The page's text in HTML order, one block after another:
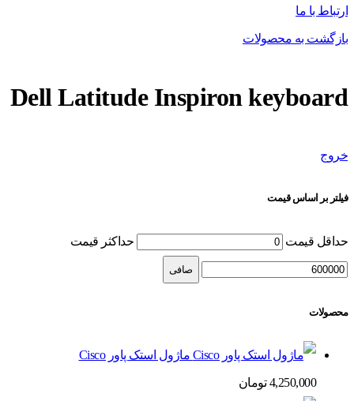
ارتباط با ما
بازگشت به محصولات
Dell Latitude Inspiron keyboard
خروج
فیلتر بر اساس قیمت
حداقل قیمت حداكثر قيمت
صافی
محصولات
ماژول استک پاور Cisco
4,250,000 تومان